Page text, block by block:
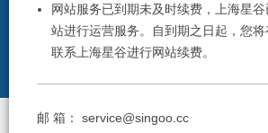
网站服务已到期未及时续费，上海星
站进行运营服务。自到期之日起，您
联系上海星谷进行网站续费。
邮 箱：service@singoo.cc